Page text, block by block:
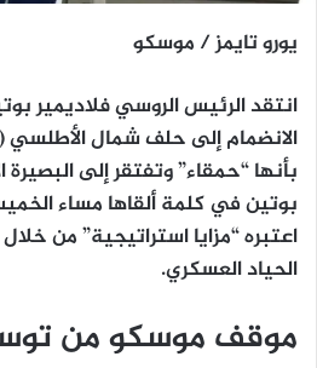
يورو تايمز / موسكو
انتقد الرئيس الروسي فلاديمير
الانضمام إلى حلف شمال الأطلسي
بأنها “حمقاء” وتفتقر إلى البصيرة
بوتين في كلمة ألقاها مساء
اعتبره “مزايا استراتيجية” من
الحياد العسكري.
موقف موسكو من